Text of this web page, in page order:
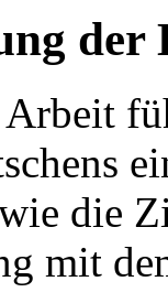
der
die
mit